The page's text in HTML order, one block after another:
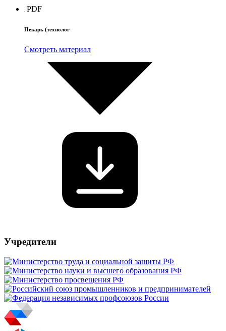
PDF
Пекарь (технолог
Смотреть материал
Учредители